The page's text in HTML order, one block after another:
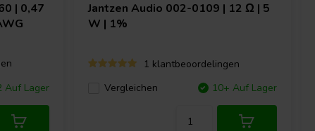
| 0,47
Auf Lager
Jantzen Audio 002-0109 | 12 Ω | 5
W | 1%
1 klantbeoordelingen
Vergleichen
10+ Auf Lager